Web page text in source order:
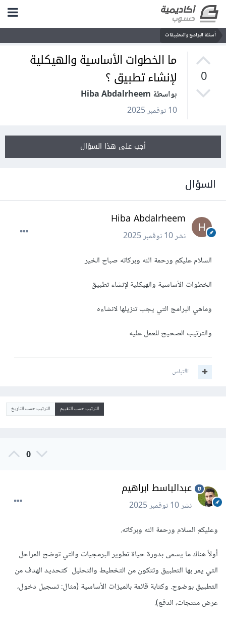
أسئلة البرامج والتطبيقات
0
ما الخطوات الأساسية والهيكلية
لإنشاء تطبيق ؟
بواسطة Hiba Abdalrheem
10 نوفمبر 2025
أجب على هذا السؤال
السؤال
Hiba Abdalrheem
نشر10 نوفمبر 2025
السلام عليكم ورحمة الله وبركاته صباح الخير
الخطوات الأساسية والهيكلية لإنشاء تطبيق
وماهي البرامج التي يجب تنزيلها لانشاءه
والترتيب الصحيح للعمل عليه
اقتباس
الترتيب حسب التقييم الترتيب حسب التاريخ
0
عبدالباسط ابراهيم
نشر10 نوفمبر 2025
وعليكم السلام ورحمة الله وبركاته.
أولاً هناك ما يسمى بدورة حياة تطوير البرمجيات والتي توضح المراحل
التي يمر بها التطبيق وتتكون من التخطيط والتحليل كتحديد الهدف من
التطبيق بوضوح. وكتابة قائمة بالميزات الأساسية (مثال: تسجيل دخول،
عرض منتجات، الدفع).